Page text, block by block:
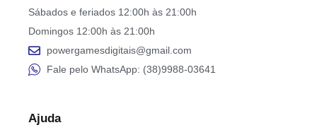
Sábados e feriados 12:00h às 21:00h
Domingos 12:00h às 21:00h
powergamesdigitais@gmail.com
Fale pelo WhatsApp: (38)9988-03641
Ajuda